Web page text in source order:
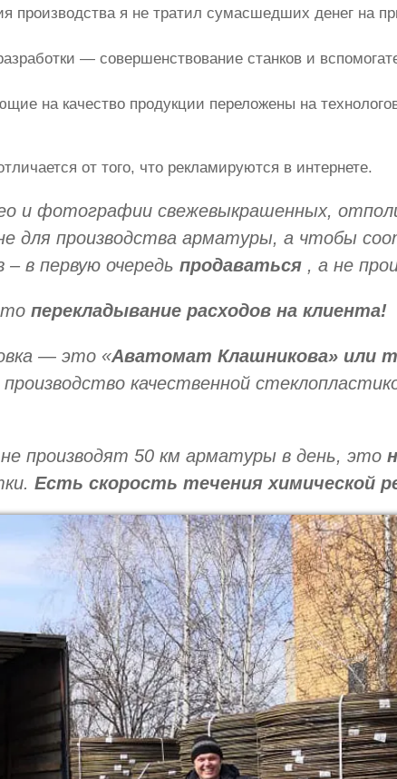
производства я не тратил сумасшедших денег на
— совершенствование станков и
на качество продукции переложены на
от того, что рекламируются в интернете.
и фотографии свежевыкрашенных,
для производства арматуры, а чтобы
– в первую очередьпродаваться , а не
перекладывание расходов на клиента!
— это «Аватомат Клашникова» или
производство качественной
производят 50 км арматуры в день, это
Есть скорость течения химической